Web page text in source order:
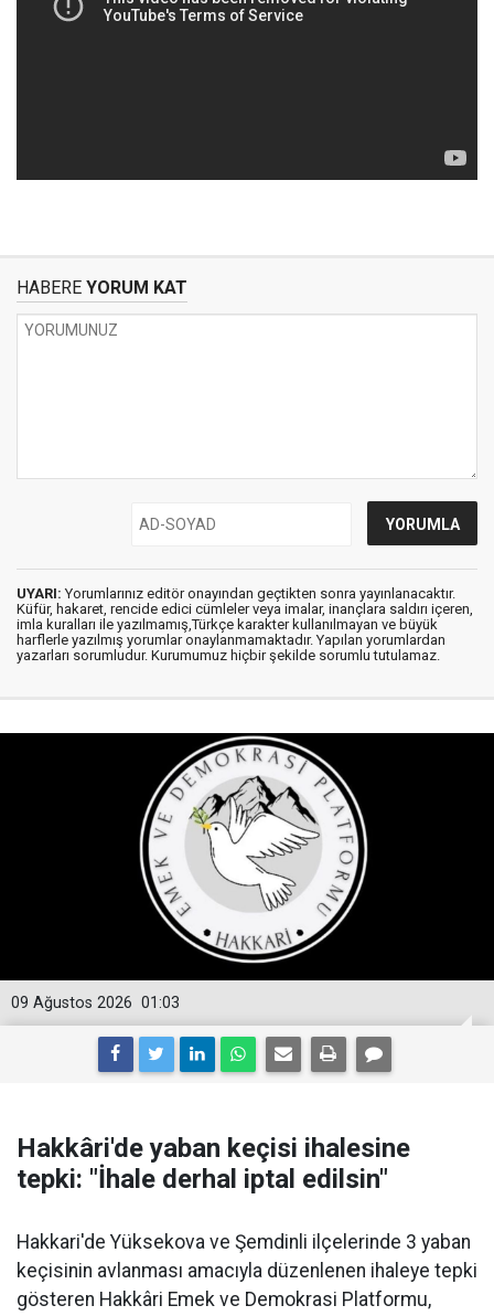
HABERE YORUM KAT
UYARI: Yorumlarınız editör onayından geçtikten sonra yayınlanacaktır.
Küfür, hakaret, rencide edici cümleler veya imalar, inançlara saldırı içeren,
imla kuralları ile yazılmamış,Türkçe karakter kullanılmayan ve büyük
harflerle yazılmış yorumlar onaylanmamaktadır. Yapılan yorumlardan
yazarları sorumludur. Kurumumuz hiçbir şekilde sorumlu tutulamaz.
01:03
09 Ağustos 2026
Hakkâri'de yaban keçisi ihalesine
tepki: "İhale derhal iptal edilsin"
Hakkari'de Yüksekova ve Şemdinli ilçelerinde 3 yaban
keçisinin avlanması amacıyla düzenlenen ihaleye tepki
gösteren Hakkâri Emek ve Demokrasi Platformu,